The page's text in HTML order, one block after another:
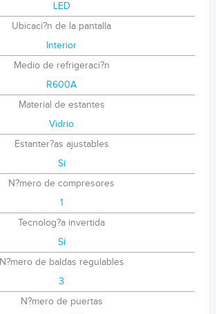
LED
Ubicaci?n de la pantalla
Interior
Medio de refrigeraci?n
R600A
Material de estantes
Vidrio
Estanter?as ajustables
Si
N?mero de compresores
1
Tecnolog?a invertida
Si
N?mero de baldas regulables
3
N?mero de puertas